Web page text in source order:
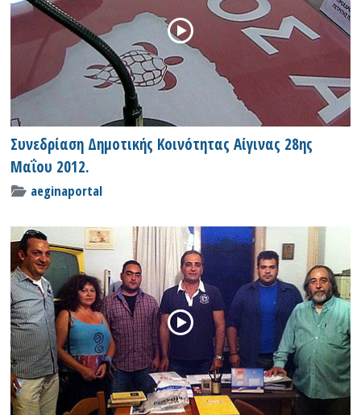
Συνεδρίαση Δημοτικής Κοινότητας Αίγινας 28ης
Μαΐου 2012.
aeginaportal